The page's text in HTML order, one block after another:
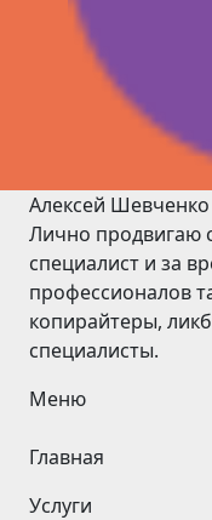
Алексей Шевченко
Лично продвигаю
специалист и за
профессионалов
копирайтеры,
специалисты.
Меню
Главная
Услуги